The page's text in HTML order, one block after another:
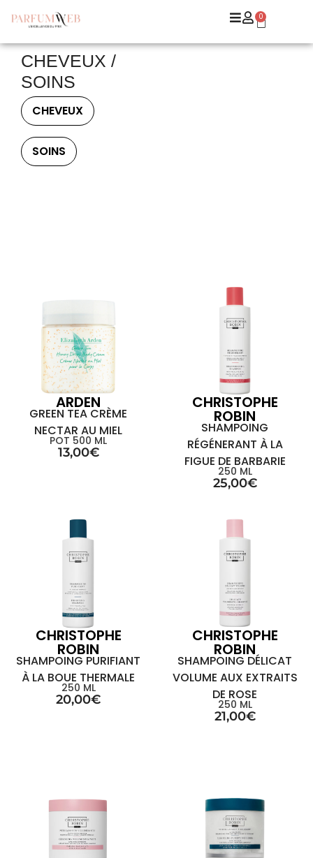
0
CHEVEUX /
SOINS
CHEVEUX
SOINS
ARDEN
GREEN TEA CRÈME
NECTAR AU MIEL
POT 500 ML
13,00€
CHRISTOPHE
ROBIN
SHAMPOING
RÉGÉNERANT À LA
FIGUE DE BARBARIE
250 ML
25,00€
CHRISTOPHE
ROBIN
SHAMPOING PURIFIANT
À LA BOUE THERMALE
250 ML
20,00€
CHRISTOPHE
ROBIN
SHAMPOING DÉLICAT
VOLUME AUX EXTRAITS
DE ROSE
250 ML
21,00€